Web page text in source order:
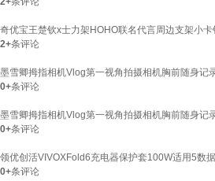
奇优宝王楚钦x士力架HOHO联名代言周边支架小
2+条评论
墨雪卿拇指相机Vlog第一视角拍摄相机胸前随身记
0+条评论
墨雪卿拇指相机Vlog第一视角拍摄相机胸前随身记
0+条评论
领优创活VIVOXFold6充电器保护套100W适用5数
0+条评论